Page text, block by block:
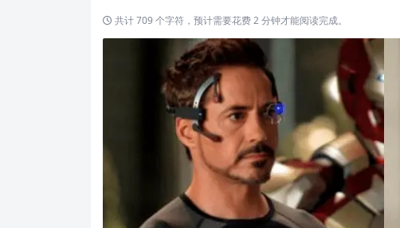
共计 709 个字符，预计需要花费 2 分钟才能阅读完成。